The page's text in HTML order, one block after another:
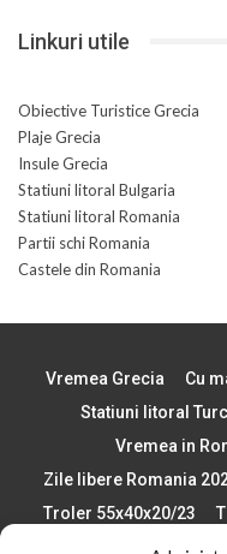
Linkuri utile
Obiective Turistice Grecia
Plaje Grecia
Insule Grecia
Statiuni litoral Bulgaria
Statiuni litoral Romania
Partii schi Romania
Castele din Romania
Vremea Grecia Cu
Statiuni litoral
Vremea in
Zile libere Romania
Troler 55x40x20/23
Paste 2026